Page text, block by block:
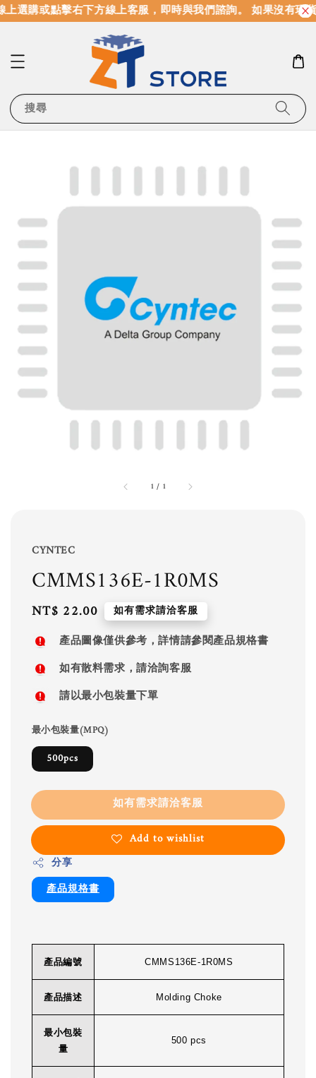
選購或點擊右下方線上客服，即時與我們諮詢。 如果沒有現
搜尋
1 / 1
CYNTEC
CMMS136E-1R0MS
Regular
price
NT$ 22.00 如有需求請洽客服
產品圖像僅供參考，詳情請參閱產品規格書
如有散料需求，請洽詢客服
請以最小包裝量下單
最小包裝量(MPQ)
500pcs
如有需求請洽客服
Add to wishlist
分享
產品規格書
產品編號 CMMS136E-1R0MS
產品描述 Molding Choke
最小包裝
量
500 pcs